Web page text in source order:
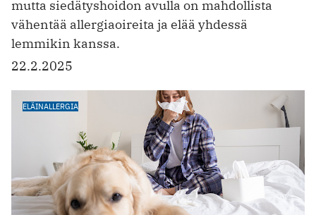
mutta siedätyshoidon avulla on mahdollista
vähentää allergiaoireita ja elää yhdessä
lemmikin kanssa.
22.2.2025
ELÄINALLERGIA